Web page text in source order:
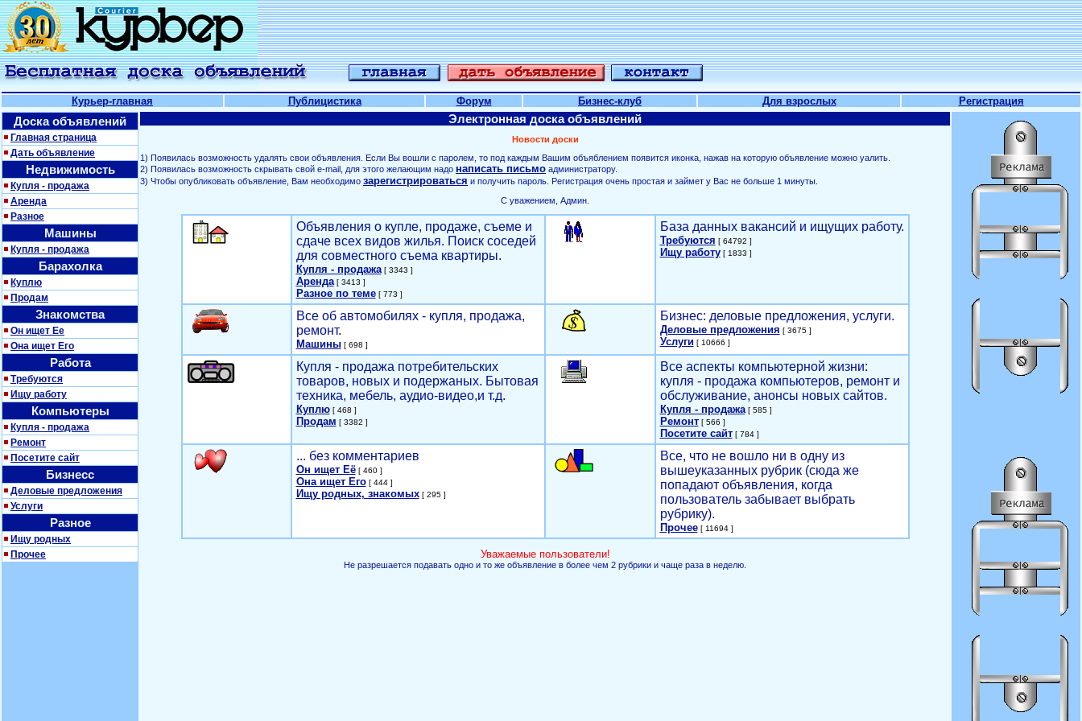
Курьер-главная Публицистика Форум Бизнес-клуб Для взрослых Регистрация
Доска объявлений
Главная страница
Дать объявление
Недвижимость
Купля - продажа
Аренда
Разное
Машины
Купля - продажа
Барахолка
Куплю
Продам
Знакомства
Он ищет Ее
Она ищет Его
Работа
Требуются
Ищу работу
Компьютеры
Купля - продажа
Ремонт
Посетите сайт
Бизнесс
Деловые предложения
Услуги
Разное
Ищу родных
Прочее
Электронная доска объявлений
Новости доски
1) Появилась возможность удалять свои объявления. Если Вы вошли с паролем, то под каждым Вашим объяблением появится иконка, нажав на которую объявление можно уалить.
2) Появилась возможность скрывать свой е-mail, для этого желающим надо написать письмо администратору.
3) Чтобы опубликовать объявление, Вам необходимо зарегистрироваться и получить пароль. Регистрация очень простая и займет у Вас не больше 1 минуты.
С уважением, Админ.
Объявления о купле, продаже, съеме и
сдаче всех видов жилья. Поиск соседей
для совместного съема квартиры.
Купля - продажа[ 3343 ]
Аренда[ 3413 ]
Разное по теме[ 773 ]
База данных вакансий и ищущих работу.
Требуются [ 64792 ]
Ищу работу[ 1833 ]
Все об автомобилях - купля, продажа,
ремонт.
Машины[ 698 ]
Бизнес: деловые предложения, услуги.
Деловые предложения [ 3675 ]
Услуги[ 10666 ]
Купля - продажа потребительских
товаров, новых и подержаных. Бытовая
техника, мебель, аудио-видео,и т.д.
Куплю[ 468 ]
Продам [ 3382 ]
Все аспекты компьютерной жизни:
купля - продажа компьютеров, ремонт и
обслуживание, анонсы новых сайтов.
Купля - продажа[ 585 ]
Ремонт[ 566 ]
Посетите сайт[ 784 ]
... без комментариев
Он ищет Её[ 460 ]
Она ищет Его[ 444 ]
Ищу родных, знакомых[ 295 ]
Все, что не вошло ни в одну из
вышеуказанных рубрик (сюда же
попадают объявления, когда
пользователь забывает выбрать
рубрику).
Прочее[ 11694 ]
Уважаемые пользователи!
Не разрешается подавать одно и то же объявление в более чем 2 рубрики и чаще раза в неделю.